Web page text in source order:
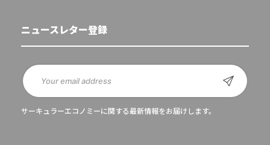
ニュースレター登録
サーキュラーエコノミーに関する最新情報をお届けします。